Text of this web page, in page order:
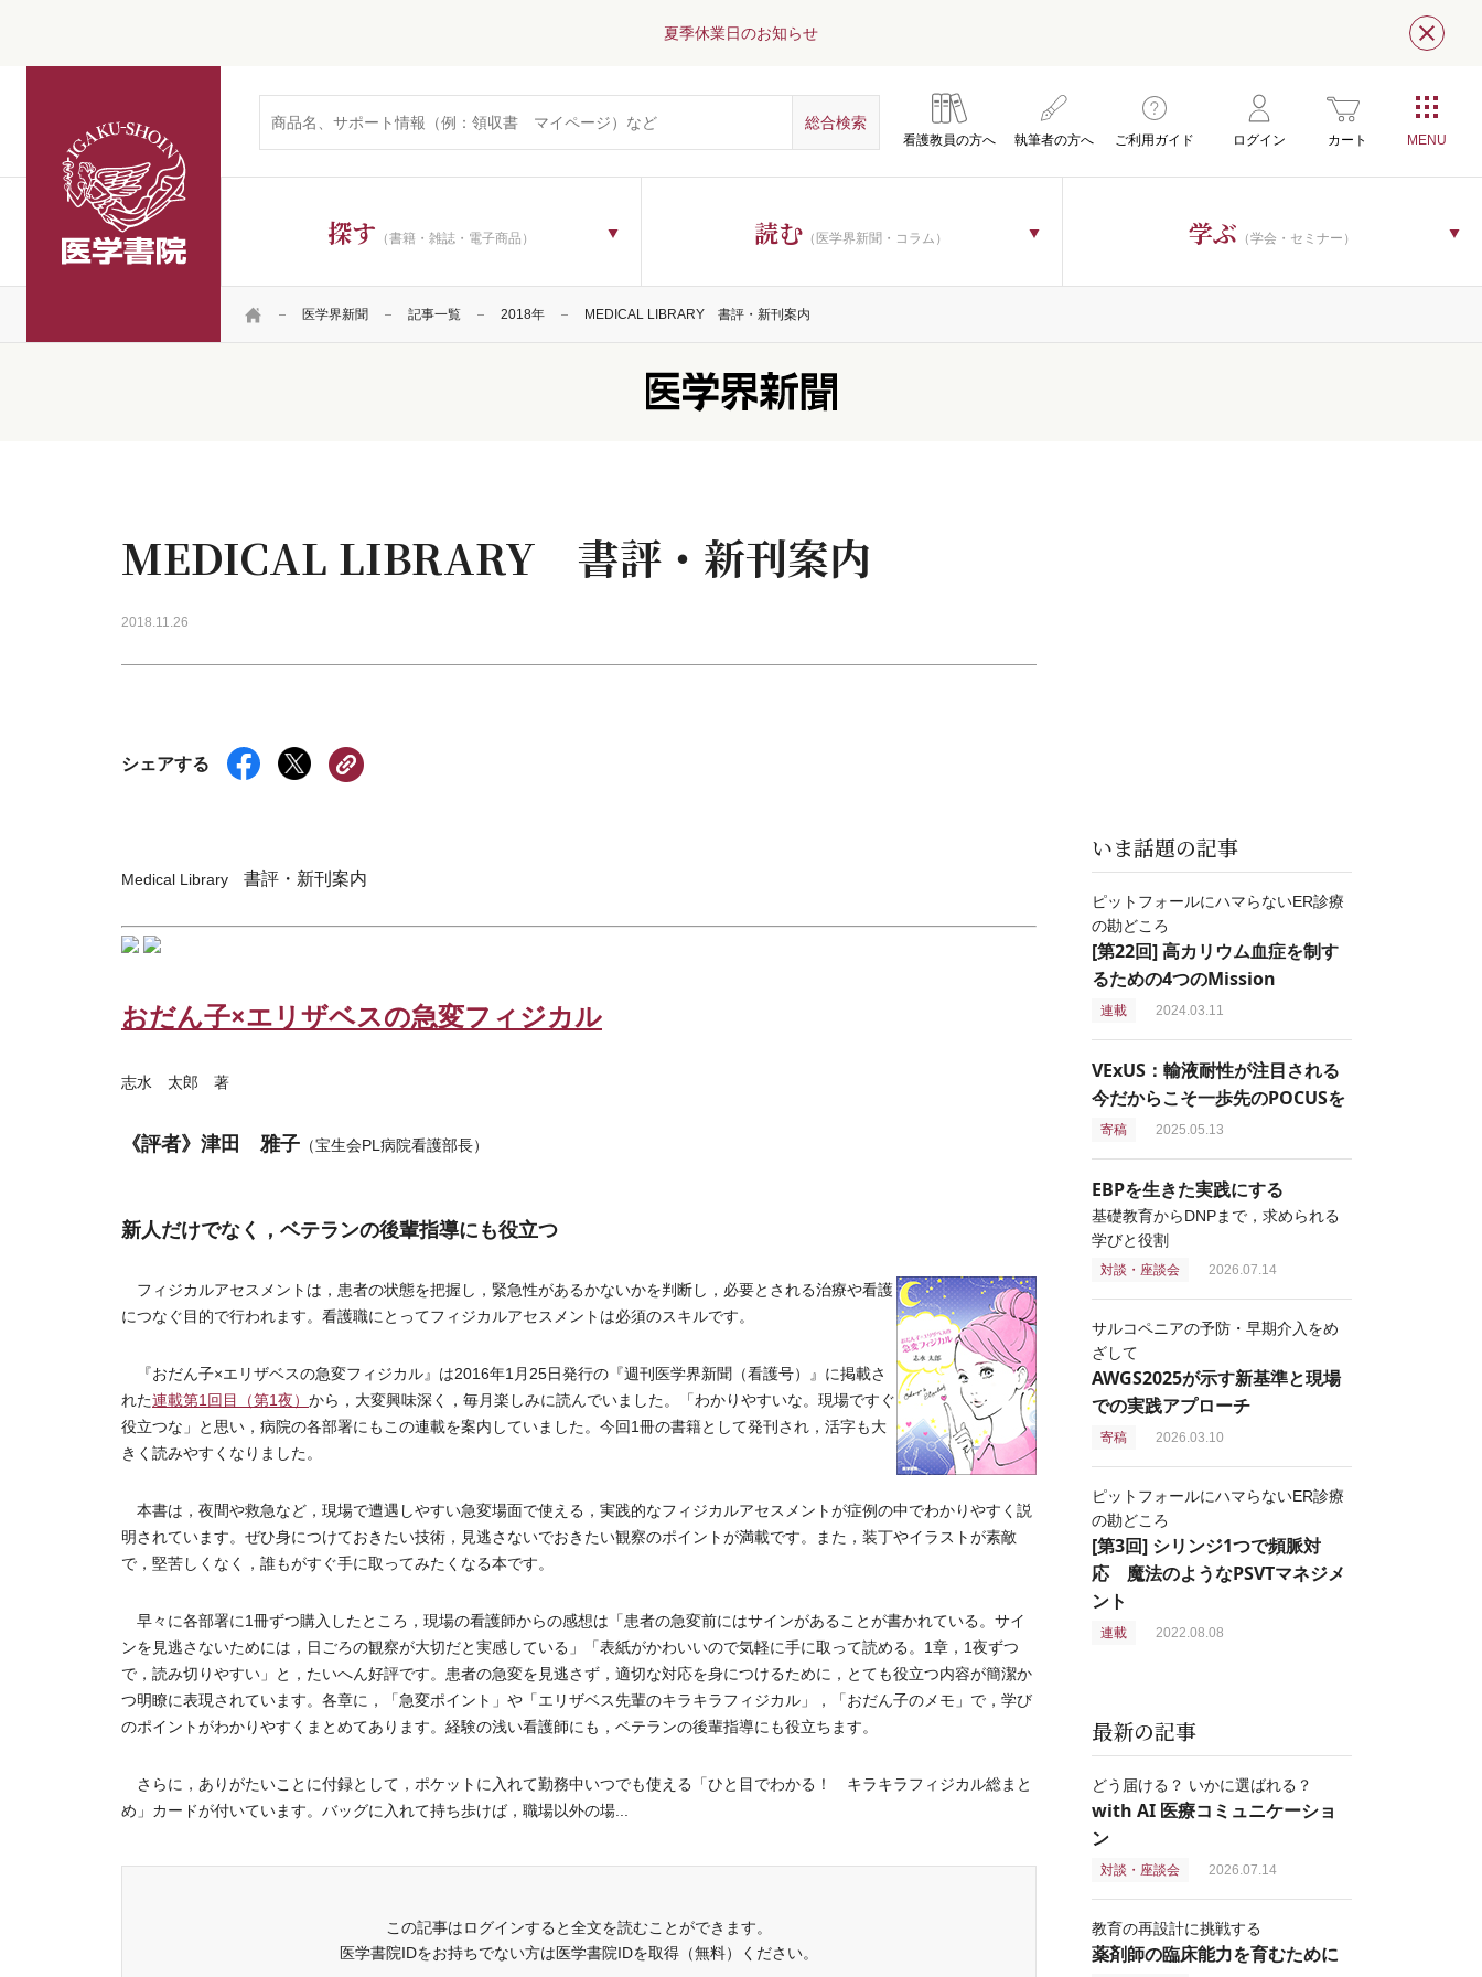
夏季休業日のお知らせ 閉じ
看護教員の方へ 執筆者の方へ ご利用ガイド ログイン カート
探す （書籍・雑誌・電子商品） 読む （医学界新聞・コラム） 学ぶ （学会・セミナー）
HOME 医学界新聞 記事一覧 2018年 MEDICAL LIBRARY 書評・新刊案内
MEDICAL LIBRARY 書評・新刊案内
2018.11.26
シェアする
Medical Library 書評・新刊案内
おだん子×エリザベスの急変フィジカル
志水 太郎 著
《評者》津田 雅子 （宝生会PL病院看護部長）
新人だけでなく，ベテランの後輩指導にも役立つ
フィジカルアセスメントは，患者の状態を把握し，緊急性があるかないかを判断し，必要とされる治療や看護
につなぐ目的で行われます。看護職にとってフィジカルアセスメントは必須のスキルです。
『おだん子×エリザベスの急変フィジカル』は2016年1月25日発行の『週刊医学界新聞（看護号）』に掲載さ
れた連載第1回目（第1夜） から，大変興味深く，毎月楽しみに読んでいました。「わかりやすいな。現場ですぐ
役立つな」と思い，病院の各部署にもこの連載を案内していました。今回1冊の書籍として発刊され，活字も大
きく読みやすくなりました。
本書は，夜間や救急など，現場で遭遇しやすい急変場面で使える，実践的なフィジカルアセスメントが症例の中でわかりやすく説
明されています。ぜひ身につけておきたい技術，見逃さないでおきたい観察のポイントが満載です。また，装丁やイラストが素敵
で，堅苦しくなく，誰もがすぐ手に取ってみたくなる本です。
早々に各部署に1冊ずつ購入したところ，現場の看護師からの感想は「患者の急変前にはサインがあることが書かれている。サイ
ンを見逃さないためには，日ごろの観察が大切だと実感している」「表紙がかわいいので気軽に手に取って読める。1章，1夜ずつ
で，読み切りやすい」と，たいへん好評です。患者の急変を見逃さず，適切な対応を身につけるために，とても役立つ内容が簡潔か
つ明瞭に表現されています。各章に，「急変ポイント」や「エリザベス先輩のキラキラフィジカル」，「おだん子のメモ」で，学び
のポイントがわかりやすくまとめてあります。経験の浅い看護師にも，ベテランの後輩指導にも役立ちます。
さらに，ありがたいことに付録として，ポケットに入れて勤務中いつでも使える「ひと目でわかる！ キラキラフィジカル総まと
め」カードが付いています。バッグに入れて持ち歩けば，職場以外の場...
この記事はログインすると全文を読むことができます。
医学書院IDをお持ちでない方は医学書院IDを取得（無料）ください。
いま話題の記事
ピットフォールにハマらないER診療
の勘どころ
[第22回] 高カリウム血症を制す
るための4つのMission
連載 2024.03.11
VExUS：輸液耐性が注目される
今だからこそ一歩先のPOCUSを
寄稿 2025.05.13
EBPを生きた実践にする
基礎教育からDNPまで，求められる
学びと役割
対談・座談会 2026.07.14
サルコペニアの予防・早期介入をめ
ざして
AWGS2025が示す新基準と現場
での実践アプローチ
寄稿 2026.03.10
ピットフォールにハマらないER診療
の勘どころ
[第3回] シリンジ1つで頻脈対
応 魔法のようなPSVTマネジメ
ント
連載 2022.08.08
最新の記事
どう届ける？ いかに選ばれる？
with AI 医療コミュニケーショ
ン
対談・座談会 2026.07.14
教育の再設計に挑戦する
薬剤師の臨床能力を育むために